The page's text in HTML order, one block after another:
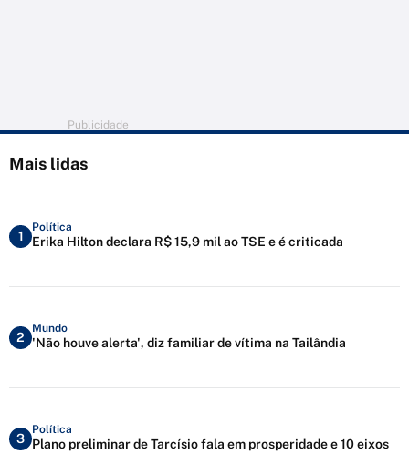
Publicidade
Mais lidas
1
Política
Erika Hilton declara R$ 15,9 mil ao TSE e é criticada
2
Mundo
'Não houve alerta', diz familiar de vítima na Tailândia
3
Política
Plano preliminar de Tarcísio fala em prosperidade e 10 eixos